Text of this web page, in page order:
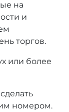
на
и
торгов.
или более
номером.